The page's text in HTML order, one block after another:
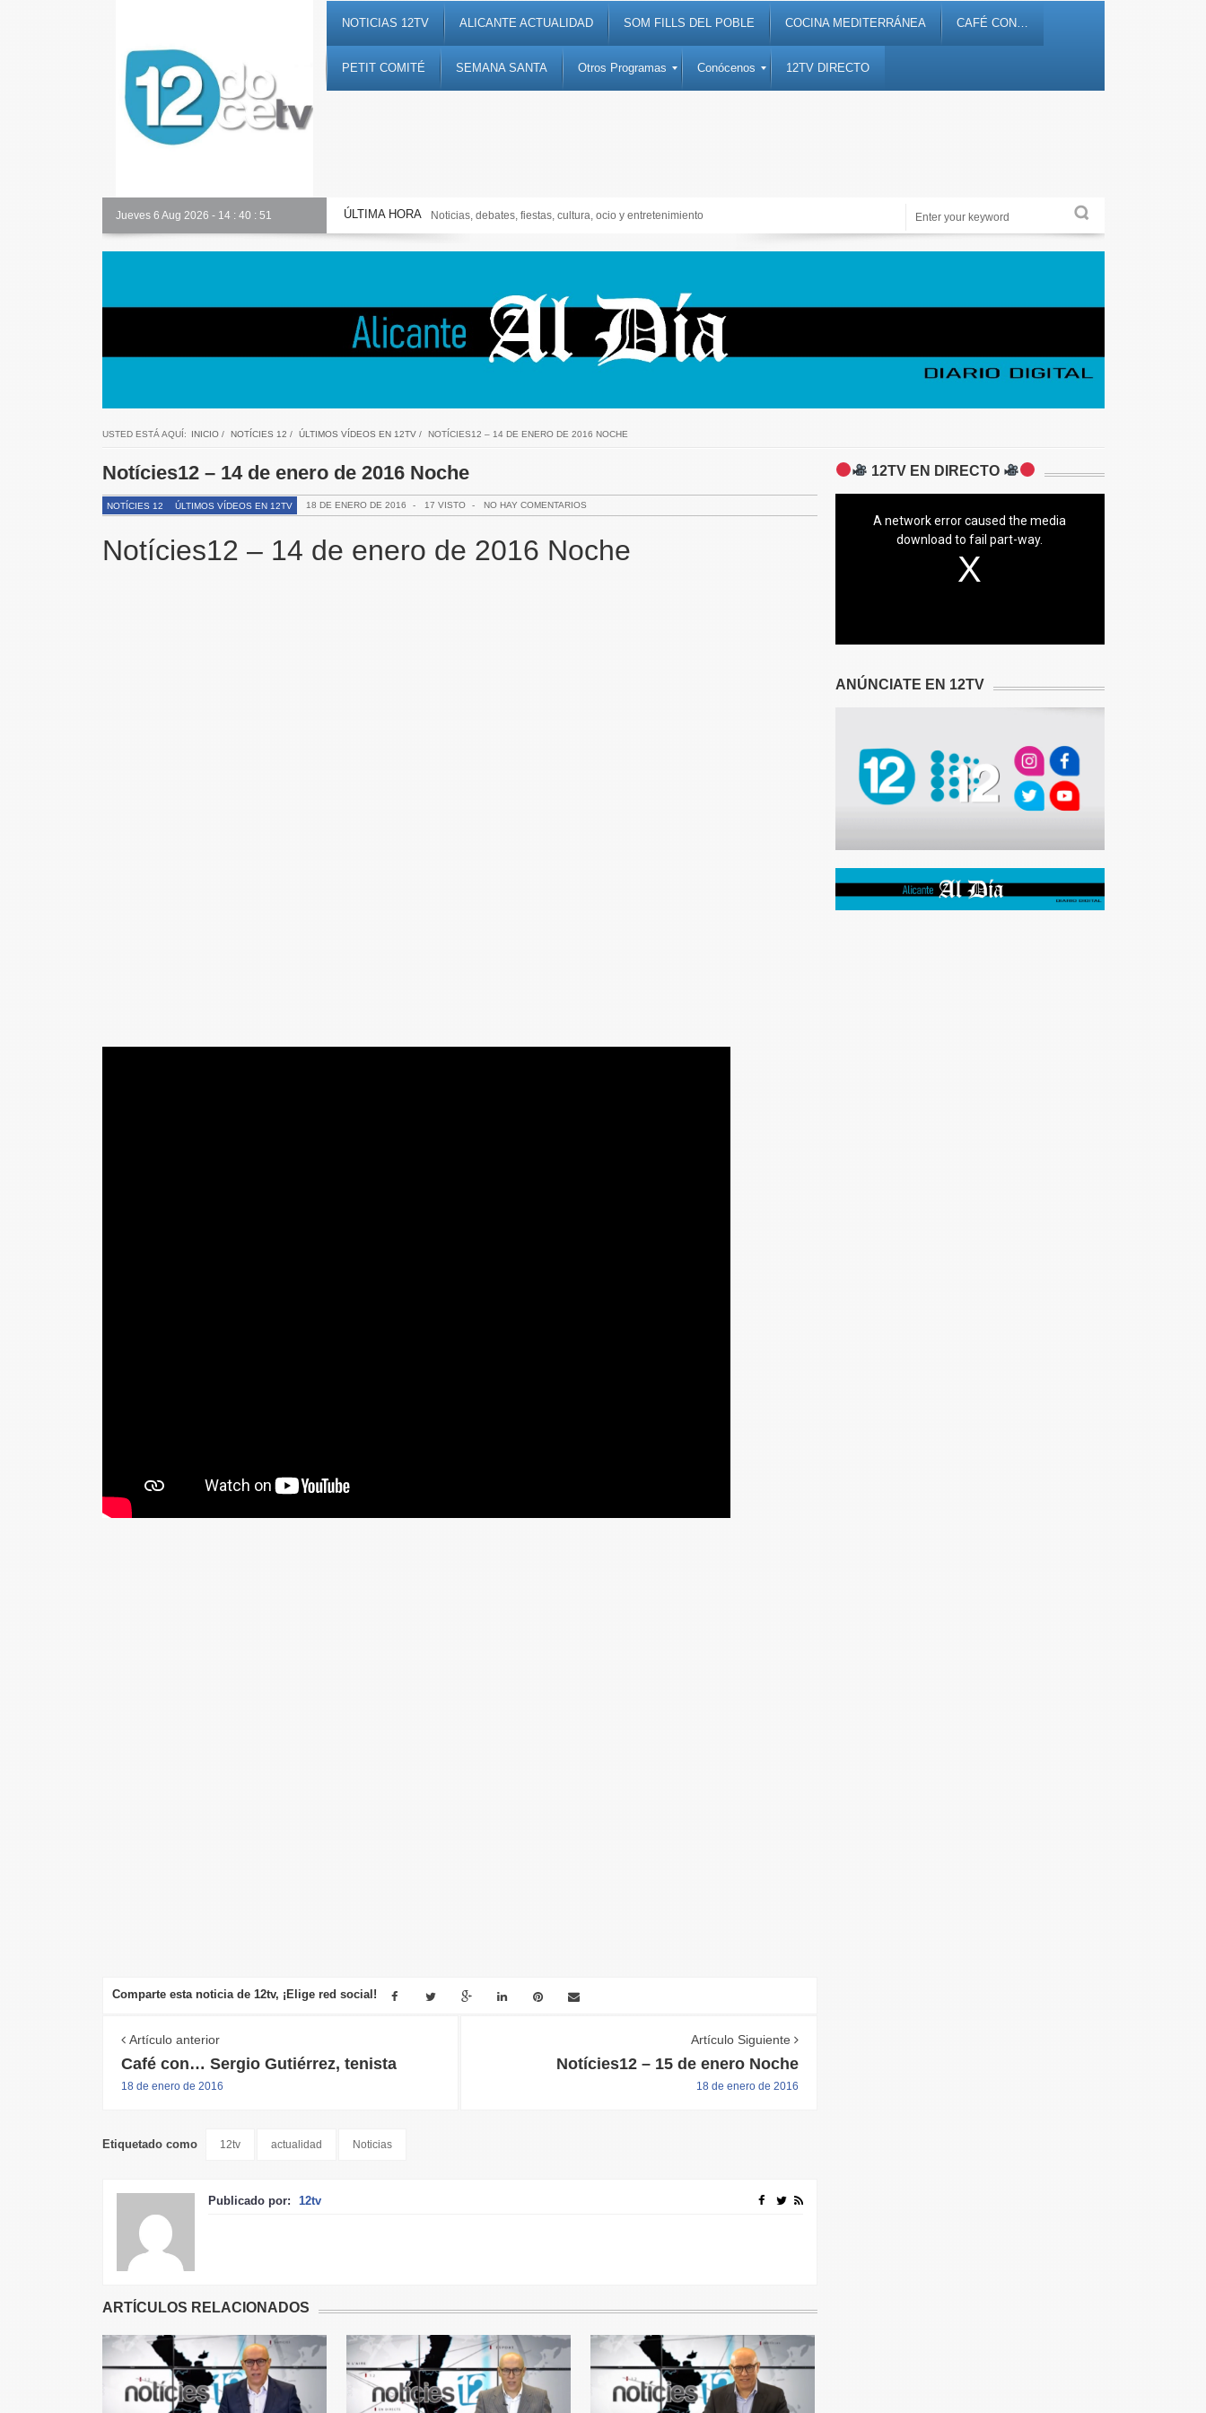
NOTICIAS 12TV ALICANTE ACTUALIDAD SOM FILLS DEL POBLE COCINA MEDITERRÁNEA CAFÉ CON…
PETIT COMITÉ SEMANA SANTA Otros Programas Conócenos 12TV DIRECTO
Jueves 6 Aug 2026 - 14 : 40 : 52 ÚLTIMA HORA
Toda la información al instante en 𝟭𝟮𝗲𝗻𝗱𝗶𝗴𝗶𝘁𝗮𝗹.𝗲𝘀 Noticias, debates, fiestas, cultura, ocio y entretenimiento Periodismo de proximidad en 12tv.es
USTED ESTÁ AQUÍ: INICIO/ NOTÍCIES 12 / ÚLTIMOS VÍDEOS EN 12TV/ NOTÍCIES12 – 14 DE ENERO DE 2016 NOCHE
Notícies12 – 14 de enero de 2016 Noche
NOTÍCIES 12 ÚLTIMOS VÍDEOS EN 12TV 18 DE ENERO DE 2016 - 17 VISTO - NO HAY COMENTARIOS
Notícies12 – 14 de enero de 2016 Noche
Comparte esta noticia de 12tv, ¡Elige red social!
Artículo anterior
Café con… Sergio Gutiérrez, tenista
18 de enero de 2016
Artículo Siguiente
Notícies12 – 15 de enero Noche
18 de enero de 2016
Etiquetado como 12tv actualidad Noticias
Publicado por: 12tv
ARTÍCULOS RELACIONADOS
12TV EN DIRECTO
A network error caused the media
download to fail part-way.
ANÚNCIATE EN 12TV